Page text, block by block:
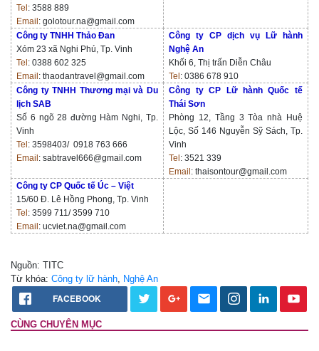
Tel :3588 889
Email :golotour.na@gmail.com
Công ty TNHH Thảo Đan
Xóm 23 xã Nghi Phú, Tp. Vinh
Tel : 0388 602 325
Email :thaodantravel@gmail.com
Công ty CP dịch vụ Lữ hành
Nghệ An
Khối 6, Thị trấn Diễn Châu
Tel :0386 678 910
Công ty TNHH Thương mại và Du
lịch SAB
Số 6 ngõ 28 đường Hàm Nghi, Tp.
Vinh
Tel :3598403/ 0918 763 666
Email :sabtravel666@gmail.com
Công ty CP Lữ hành Quốc tế
Thái Sơn
Phòng 12, Tầng 3 Tòa nhà Huệ
Lộc, Số 146 Nguyễn Sỹ Sách, Tp.
Vinh
Tel :3521 339
Email :thaisontour@gmail.com
Công ty CP Quốc tế Úc – Việt
15/60 Đ. Lê Hồng Phong, Tp. Vinh
Tel :3599 711/ 3599 710
Email :ucviet.na@gmail.com
Nguồn: TITC
Từ khóa: Công ty lữ hành Nghệ An
FACEBOOK
CÙNG CHUYÊN MỤC